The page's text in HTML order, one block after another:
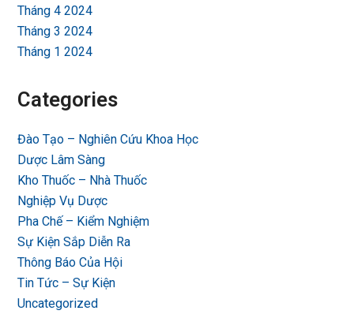
Tháng 4 2024
Tháng 3 2024
Tháng 1 2024
Categories
Đào Tạo – Nghiên Cứu Khoa Học
Dược Lâm Sàng
Kho Thuốc – Nhà Thuốc
Nghiệp Vụ Dược
Pha Chế – Kiểm Nghiệm
Sự Kiện Sắp Diễn Ra
Thông Báo Của Hội
Tin Tức – Sự Kiện
Uncategorized